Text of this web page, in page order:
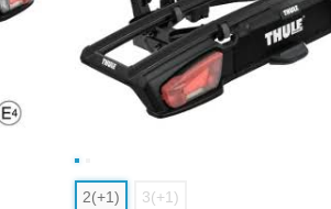
2(+1) 3(+1)